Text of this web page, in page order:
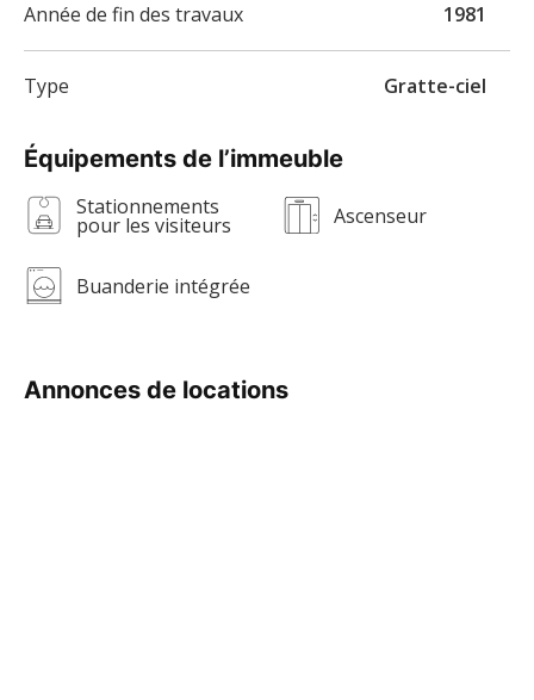
Équipements de l’immeuble
Stationnements
pour les visiteurs Ascenseur
Buanderie intégrée
Annonces de locations
Année de fin des travaux 1981
Type Gratte-ciel